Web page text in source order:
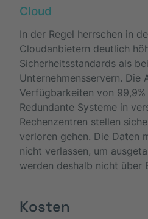
Cloud
In der Regel herrschen in
Cloudanbietern deutlich
Sicherheitsstandards als
Unternehmensservern. Die
Verfügbarkeiten von 99,9%
Redundante Systeme in
Rechenzentren stellen
verloren gehen. Die Daten
nicht verlassen, um
werden deshalb nicht über
Kosten